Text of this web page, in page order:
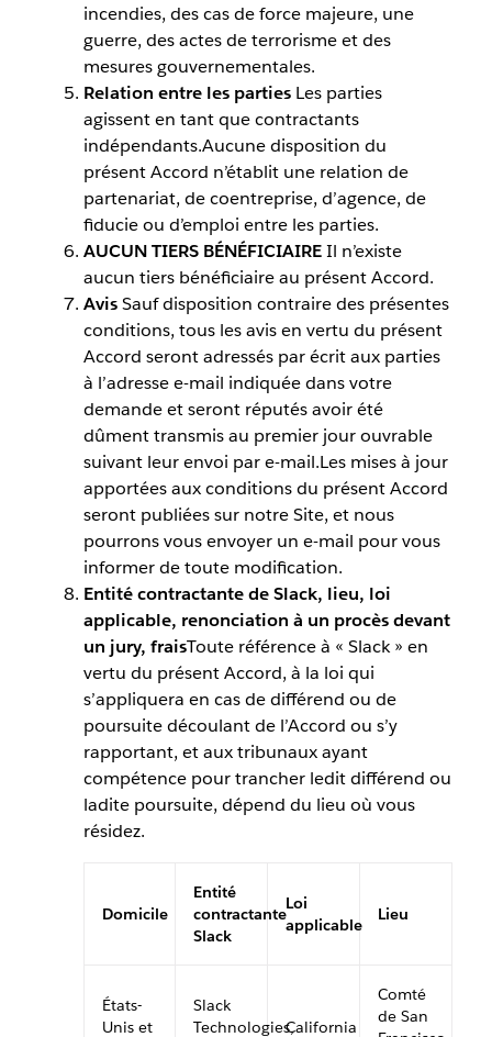
incendies, des cas de force majeure, une
guerre, des actes de terrorisme et des
mesures gouvernementales.
Relation entre les parties Les parties
agissent en tant que contractants
indépendants.Aucune disposition du
présent Accord n’établit une relation de
partenariat, de coentreprise, d’agence, de
fiducie ou d’emploi entre les parties.
AUCUN TIERS BÉNÉFICIAIREIl n’existe
aucun tiers bénéficiaire au présent Accord.
AvisSauf disposition contraire des présentes
conditions, tous les avis en vertu du présent
Accord seront adressés par écrit aux parties
à l’adresse e-mail indiquée dans votre
demande et seront réputés avoir été
dûment transmis au premier jour ouvrable
suivant leur envoi par e-mail.Les mises à jour
apportées aux conditions du présent Accord
seront publiées sur notre Site, et nous
pourrons vous envoyer un e-mail pour vous
informer de toute modification.
Entité contractante de Slack, lieu, loi
applicable, renonciation à un procès devant
un jury, fraisToute référence à « Slack » en
vertu du présent Accord, à la loi qui
s’appliquera en cas de différend ou de
poursuite découlant de l’Accord ou s’y
rapportant, et aux tribunaux ayant
compétence pour trancher ledit différend ou
ladite poursuite, dépend du lieu où vous
résidez.
Domicile
Entité
contractante
Slack
Loi
applicable
Lieu
États-
Unis et
Slack
Technologies,California
Comté
de San